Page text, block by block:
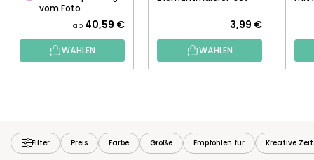
vom Foto
ab 40,59 €
WÄHLEN
3,99 €
WÄHLEN
Filter Preis Farbe Größe Empfohlen für Kreative